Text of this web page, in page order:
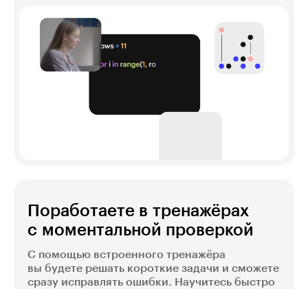
Поработаете в тренажёрах
с моментальной проверкой
С помощью встроенного тренажёра
вы будете решать короткие задачи и сможете
сразу исправлять ошибки. Научитесь быстро